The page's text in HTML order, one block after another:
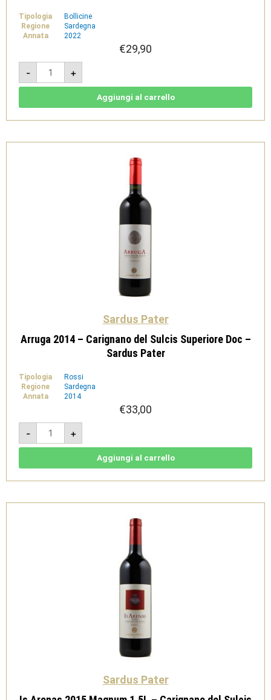
Tipologia
Bollicine
Regione
Sardegna
Annata
2022
€29,90
-
AD
Millesimato
Brut
di
Metodo
+
Aggiungi al carrello
Sardus Pater
Arruga 2014 – Carignano del Sulcis Superiore Doc –
Sardus Pater
Tipologia
Rossi
Regione
Sardegna
Annata
2014
€33,00
-
Arruga
2014
-
Carignano
Doc
Pater
+
Aggiungi al carrello
Sardus Pater